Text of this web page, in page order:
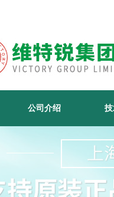
公司介绍